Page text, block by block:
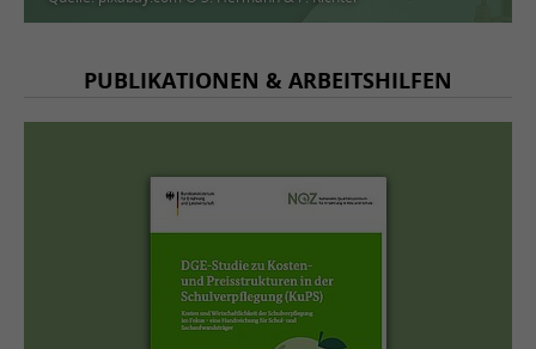
PUBLIKATIONEN & ARBEITSHILFEN